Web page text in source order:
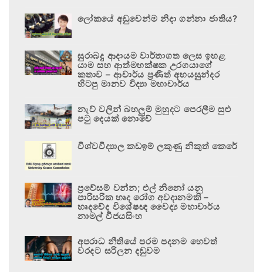
ලෝකයේ අඩුවෙන්ම නිදා ගන්නා ජාතිය?
සුරාබදු ආදායම වාර්තාගත ලෙස ඉහළ
යාම සහ ආත්මභක්ෂක උරගයාගේ
කතාව – ආචාර්ය ප්‍රණීත් අභයසුන්දර
හිටපු මානව විද්‍යා මහාචාර්ය
නැව් වලින් බහලුම් මුහුදට පෙරලීම සුළු
පටු දෙයක් නොවේ
විශ්වවිද්‍යාල කඩඉම් ලකුණු නිකුත් කෙරේ
ප්‍රවේසම් වන්න; එල් නිනෝ යනු
පාරිසරික හෘද රෝග අවදානමකි –
හෘදවේද විශේෂඥ වෛද්‍ය මහාචාර්ය
නාමල් විජයසිංහ
අපරාධ නීතියේ පරම පදනම හෙවත්
වරදට සරිලන දඬුවම